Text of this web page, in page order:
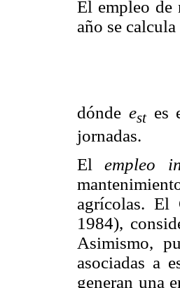
El empleo
año se
dónde estes
jornadas.
Elempleo
agrícolas. El
1984),
Asimismo,
asociadas a
generan una